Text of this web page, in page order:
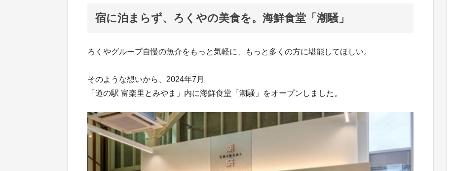
宿に泊まらず、ろくやの美食を。海鮮食堂「潮騒」
ろくやグループ自慢の魚介をもっと気軽に、もっと多くの方に堪能してほしい。
そのような想いから、2024年7月
「道の駅 富楽里とみやま」内に海鮮食堂「潮騒」をオープンしました。